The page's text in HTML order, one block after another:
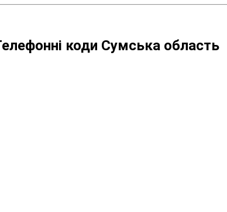
коди Сумська область